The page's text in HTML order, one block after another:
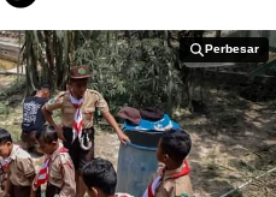
Perbesar
Perbesar